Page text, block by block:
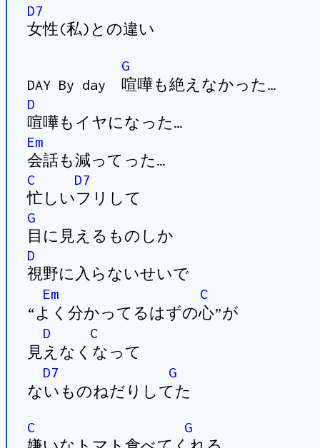
D7
女性(私)との違い
G
DAY By day 喧嘩も絶えなかった…
D
喧嘩もイヤになった…
Em
会話も減ってった…
C
D7
忙しいフリして
G
目に見えるものしか
D
視野に入らないせいで
Em
C
“よく分かってるはずの心”が
D
C
見えなくなって
D7
G
ないものねだりしてた
C
G